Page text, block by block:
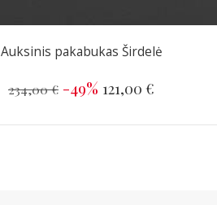
Auksinis pakabukas Širdelė
234,00 € -49% 121,00 €